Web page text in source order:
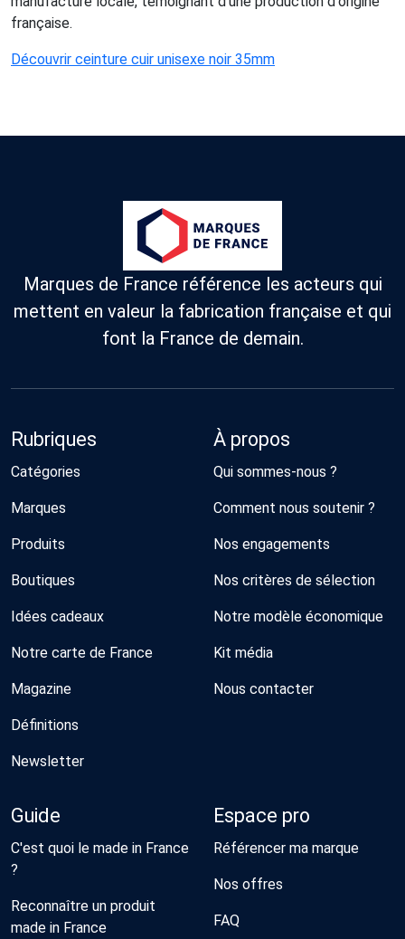
française.
Découvrir ceinture cuir unisexe noir 35mm
Marques de France référence les acteurs qui
mettent en valeur la fabrication française et qui
font la France de demain.
Rubriques
Catégories
Marques
Produits
Boutiques
Idées cadeaux
Notre carte de France
Magazine
Définitions
Newsletter
À propos
Qui sommes-nous ?
Comment nous soutenir ?
Nos engagements
Nos critères de sélection
Notre modèle économique
Kit média
Nous contacter
Guide
C'est quoi le made in France
?
Reconnaître un produit
made in France
Espace pro
Référencer ma marque
Nos offres
FAQ